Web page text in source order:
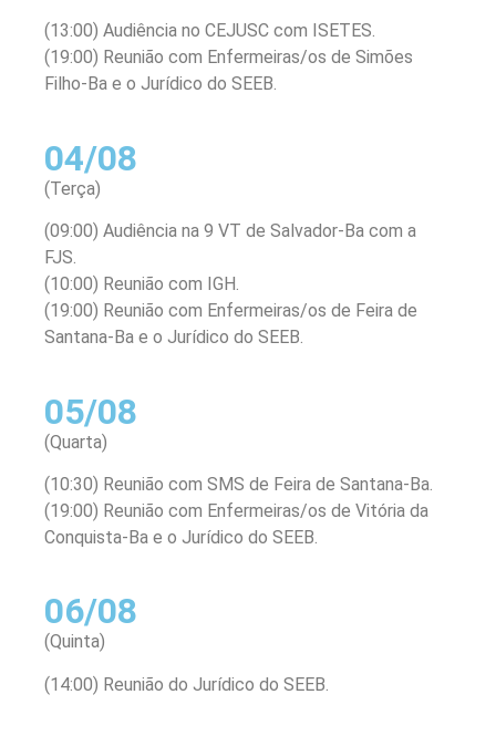
(13:00) Audiência no CEJUSC com ISETES.
(19:00) Reunião com Enfermeiras/os de Simões
Filho-Ba e o Jurídico do SEEB.
04/08
(Terça)
(09:00) Audiência na 9 VT de Salvador-Ba com a
FJS.
(10:00) Reunião com IGH.
(19:00) Reunião com Enfermeiras/os de Feira de
Santana-Ba e o Jurídico do SEEB.
05/08
(Quarta)
(10:30) Reunião com SMS de Feira de Santana-Ba.
(19:00) Reunião com Enfermeiras/os de Vitória da
Conquista-Ba e o Jurídico do SEEB.
06/08
(Quinta)
(14:00) Reunião do Jurídico do SEEB.